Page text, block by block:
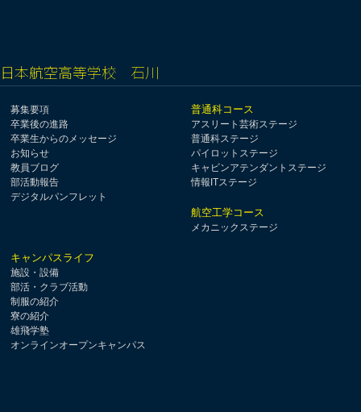
日本航空高等学校 石川
募集要項
卒業後の進路
卒業生からのメッセージ
お知らせ
教員ブログ
部活動報告
デジタルパンフレット
普通科コース
アスリート芸術ステージ
普通科ステージ
パイロットステージ
キャビンアテンダントステージ
情報ITステージ
航空工学コース
メカニックステージ
キャンパスライフ
施設・設備
部活・クラブ活動
制服の紹介
寮の紹介
雄飛学塾
オンラインオープンキャンパス